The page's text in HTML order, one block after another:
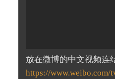
放在微博的中文视频连
https://www.weibo.com/